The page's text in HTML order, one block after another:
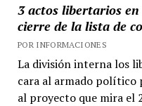
3 actos libertarios
cierre de la lista de
POR INFORMACIONES
La división interna los
cara al armado político
al proyecto que mira el